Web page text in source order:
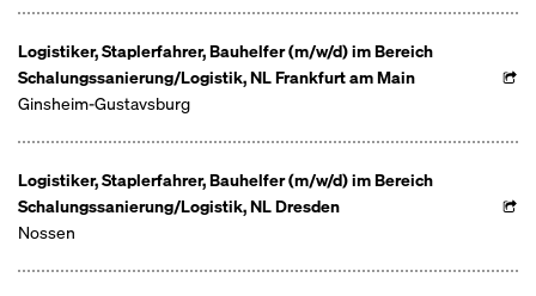
Logistiker, Staplerfahrer, Bauhelfer (m/w/d) im Bereich
Schalungssanierung/Logistik, NL Frankfurt am Main
Ginsheim-Gustavsburg
Logistiker, Staplerfahrer, Bauhelfer (m/w/d) im Bereich
Schalungssanierung/Logistik, NL Dresden
Nossen